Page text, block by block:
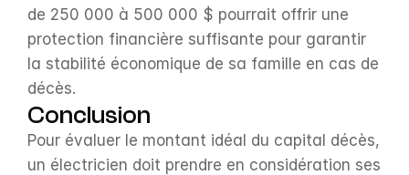
de 250 000 à 500 000 $ pourrait offrir une
protection financière suffisante pour garantir
la stabilité économique de sa famille en cas de
décès.
Conclusion
Pour évaluer le montant idéal du capital décès,
un électricien doit prendre en considération ses